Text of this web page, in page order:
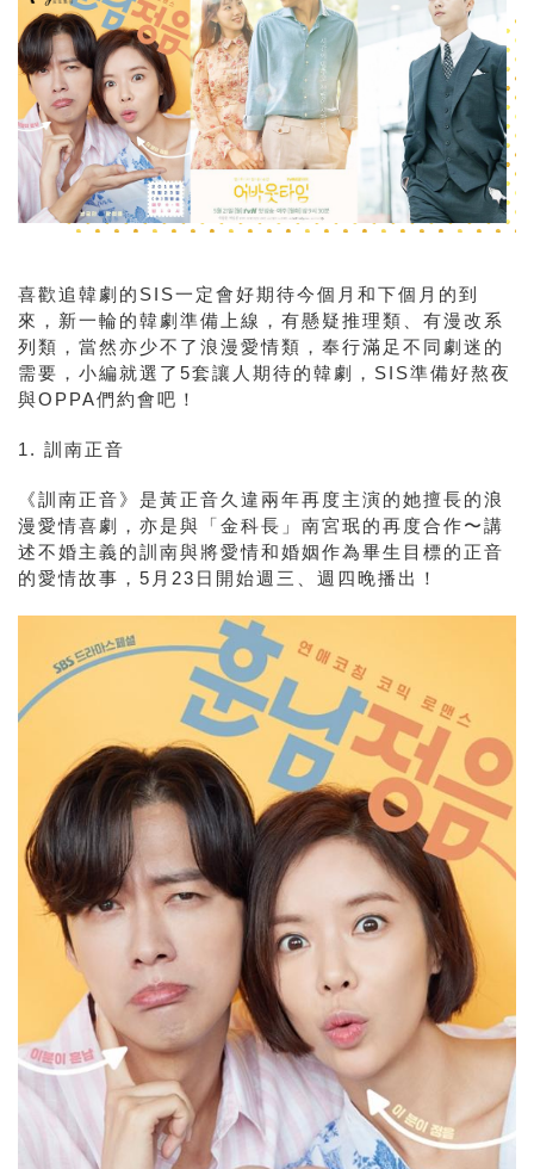
喜歡追韓劇的SIS一定會好期待今個月和下個月的到
來，新一輪的韓劇準備上線，有懸疑推理類、有漫改系
列類，當然亦少不了浪漫愛情類，奉行滿足不同劇迷的
需要，小編就選了5套讓人期待的韓劇，SIS準備好熬夜
與OPPA們約會吧！
1. 訓南正音
《訓南正音》是黃正音久違兩年再度主演的她擅長的浪
漫愛情喜劇，亦是與「金科長」南宮珉的再度合作〜講
述不婚主義的訓南與將愛情和婚姻作為畢生目標的正音
的愛情故事，5月23日開始週三、週四晚播出！